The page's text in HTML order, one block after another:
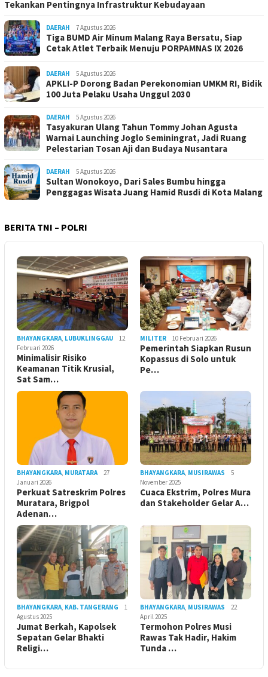
Tekankan Pentingnya Infrastruktur Kebudayaan
DAERAH 7 Agustus 2026
Tiga BUMD Air Minum Malang Raya Bersatu, Siap
Cetak Atlet Terbaik Menuju PORPAMNAS IX 2026
DAERAH 5 Agustus 2026
APKLI-P Dorong Badan Perekonomian UMKM RI, Bidik
100 Juta Pelaku Usaha Unggul 2030
DAERAH 5 Agustus 2026
Tasyakuran Ulang Tahun Tommy Johan Agusta
Warnai Launching Joglo Seminingrat, Jadi Ruang
Pelestarian Tosan Aji dan Budaya Nusantara
DAERAH 5 Agustus 2026
Sultan Wonokoyo, Dari Sales Bumbu hingga
Penggagas Wisata Juang Hamid Rusdi di Kota Malang
BERITA TNI – POLRI
BHAYANGKARA, LUBUKLINGGAU
12
Februari 2026
Minimalisir Risiko
Keamanan Titik Krusial,
Sat Sam…
MILITER 10 Februari 2026
Pemerintah Siapkan Rusun
Kopassus di Solo untuk
Pe…
BHAYANGKARA, MURATARA
27
Januari 2026
Perkuat Satreskrim Polres
Muratara, Brigpol
Adenan…
BHAYANGKARA, MUSIRAWAS
5
November 2025
Cuaca Ekstrim, Polres Mura
dan Stakeholder Gelar A…
BHAYANGKARA, KAB. TANGERANG
1
Agustus 2025
Jumat Berkah, Kapolsek
Sepatan Gelar Bhakti
Religi…
BHAYANGKARA, MUSIRAWAS
22
April 2025
Termohon Polres Musi
Rawas Tak Hadir, Hakim
Tunda …